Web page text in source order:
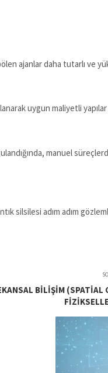
ajanlar daha tutarlı ve
uygun maliyetli
manuel
silsilesi adım adım
BILIŞIM (SPATIAL